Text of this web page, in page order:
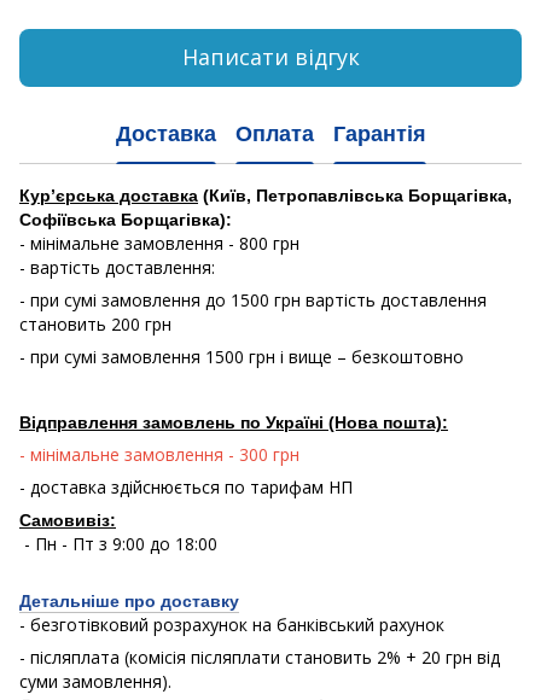
Написати відгук
Доставка Оплата Гарантія
Кур’єрська доставка (Київ, Петропавлівська Борщагівка,
Софіївська Борщагівка):
- мінімальне замовлення - 800 грн
- вартість доставлення:
- при сумі замовлення до 1500 грн вартість доставлення
становить 200 грн
- при сумі замовлення 1500 грн і вище – безкоштовно
Відправлення замовлень по Україні (Нова пошта):
- мінімальне замовлення - 300 грн
- доставка здійснюється по тарифам НП
Самовивіз:
- Пн - Пт з 9:00 до 18:00
Детальніше про доставку
- безготівковий розрахунок на банківський рахунок
- післяплата (комісія післяплати становить 2% + 20 грн від
суми замовлення).